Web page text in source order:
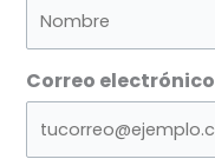
Correo electrónico